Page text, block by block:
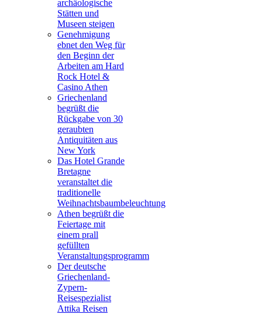
archäologische
Stätten und
Museen steigen
Genehmigung
ebnet den Weg für
den Beginn der
Arbeiten am Hard
Rock Hotel &
Casino Athen
Griechenland
begrüßt die
Rückgabe von 30
geraubten
Antiquitäten aus
New York
Das Hotel Grande
Bretagne
veranstaltet die
traditionelle
Weihnachtsbaumbeleuchtung
Athen begrüßt die
Feiertage mit
einem prall
gefüllten
Veranstaltungsprogramm
Der deutsche
Griechenland-
Zypern-
Reisespezialist
Attika Reisen